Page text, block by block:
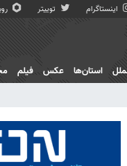
اینستاگرام توییتر
استان‌ها عکس فیلم